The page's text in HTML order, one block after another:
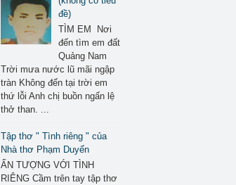
đề)
TÌM EM Nơi
đến tìm em đất
Quảng Nam
Trời mưa nước lũ mãi ngập
tràn Không đến tại trời em
thứ lỗi Anh chị buồn ngấn lệ
thở than. ...
Tập thơ " Tình riêng " của
Nhà thơ Phạm Duyến
ẤN TƯỢNG VỚI TÌNH
RIÊNG Cầm trên tay tập thơ